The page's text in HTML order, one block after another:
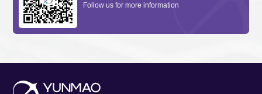
Follow us for more information